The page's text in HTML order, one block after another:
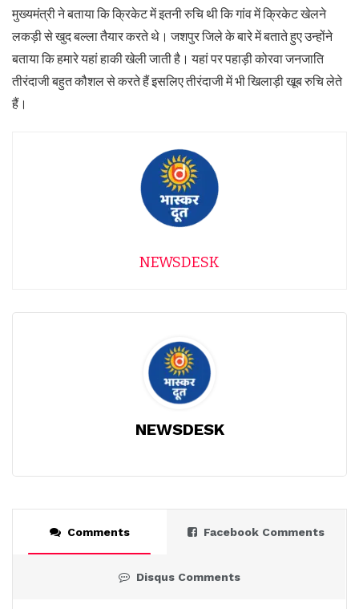
मुख्यमंत्री ने बताया कि क्रिकेट में इतनी रुचि थी कि गांव में क्रिकेट खेलने
लकड़ी से खुद बल्ला तैयार करते थे। जशपुर जिले के बारे में बताते हुए उन्होंने
बताया कि हमारे यहां हाकी खेली जाती है। यहां पर पहाड़ी कोरवा जनजाति
तीरंदाजी बहुत कौशल से करते हैं इसलिए तीरंदाजी में भी खिलाड़ी खूब रुचि लेते
हैं।
NEWSDESK
NEWSDESK
Comments Facebook Comments
Disqus Comments